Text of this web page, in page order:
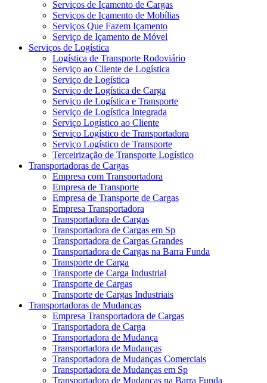
Serviços de Içamento de Cargas
Serviços de Içamento de Mobílias
Serviços Que Fazem Içamento
Serviço de Içamento de Móvel
Serviços de Logística
Logística de Transporte Rodoviário
Serviço ao Cliente de Logística
Serviço de Logística
Serviço de Logística de Carga
Serviço de Logística e Transporte
Serviço de Logística Integrada
Serviço Logístico ao Cliente
Serviço Logístico de Transportadora
Serviço Logístico de Transporte
Terceirização de Transporte Logístico
Transportadoras de Cargas
Empresa com Transportadora
Empresa de Transporte
Empresa de Transporte de Cargas
Empresa Transportadora
Transportadora de Cargas
Transportadora de Cargas em Sp
Transportadora de Cargas Grandes
Transportadora de Cargas na Barra Funda
Transporte de Carga
Transporte de Carga Industrial
Transporte de Cargas
Transporte de Cargas Industriais
Transportadoras de Mudanças
Empresa Transportadora de Cargas
Transportadora de Carga
Transportadora de Mudança
Transportadora de Mudanças
Transportadora de Mudanças Comerciais
Transportadora de Mudanças em Sp
Transportadora de Mudanças na Barra Funda